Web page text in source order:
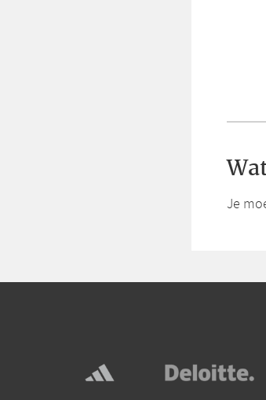
Je